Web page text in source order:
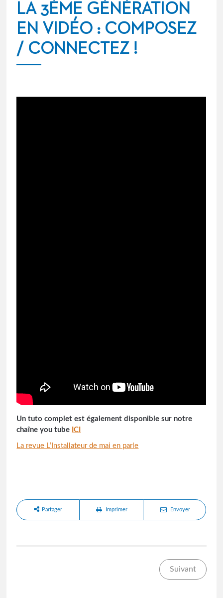
LA 3ÈME GÉNÉRATION
EN VIDÉO : COMPOSEZ
/ CONNECTEZ !
Un tuto complet est également disponible sur notre
chaîne you tube ICI
La revue L’Installateur de mai en parle
Partager Imprimer Envoyer
Suivant